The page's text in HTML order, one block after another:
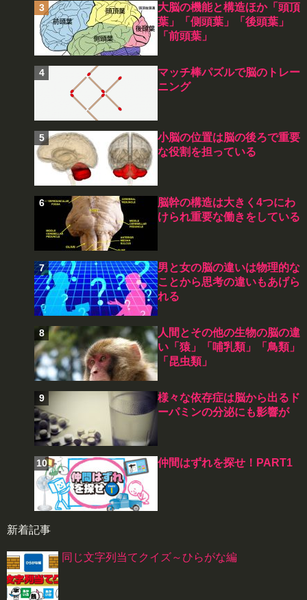
大脳の機能と構造ほか「頭頂
葉」「側頭葉」「後頭葉」
「前頭葉」
マッチ棒パズルで脳のトレー
ニング
小脳の位置は脳の後ろで重要
な役割を担っている
脳幹の構造は大きく4つにわ
けられ重要な働きをしている
男と女の脳の違いは物理的な
ことから思考の違いもあげら
れる
人間とその他の生物の脳の違
い「猿」「哺乳類」「鳥類」
「昆虫類」
様々な依存症は脳から出るド
ーパミンの分泌にも影響が
仲間はずれを探せ！PART1
新着記事
同じ文字列当てクイズ～ひらがな編